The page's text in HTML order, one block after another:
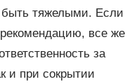
быть тяжелыми. Если
все же
за
и при сокрытии